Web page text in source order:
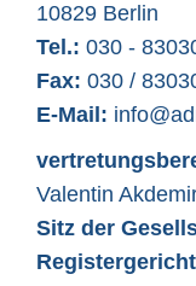
10829 Berlin
Tel.: 030 -
Fax: 030 /
E-Mail:
Valentin
Sitz der